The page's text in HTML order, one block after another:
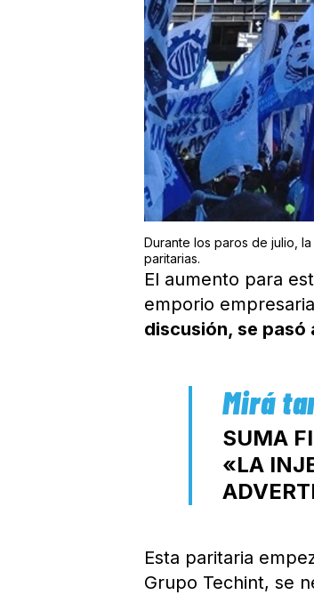
Durante los paros de julio,
paritarias.
El aumento para
emporio
discusión, se pasó
SUMA
«LA
Esta paritaria
Grupo Techint, se